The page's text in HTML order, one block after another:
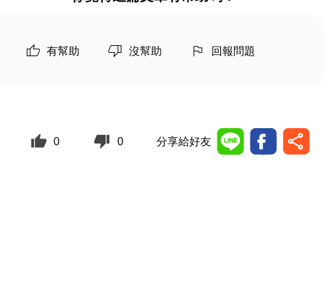
有幫助 沒幫助 回報問題
0 0 分享給好友